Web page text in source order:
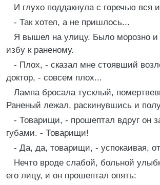
И глухо поддакнула с горечью вся
- Так хотел, а не пришлось...
Я вышел на улицу. Было морозно
избу к раненому.
- Плох, - сказал мне стоявший
доктор, - совсем плох...
Лампа бросала тусклый,
Раненый лежал, раскинувшись и
- Товарищи, - прошептал вдруг он
губами. - Товарищи!
- Да, да, товарищи, - успокаивая,
Нечто вроде слабой, больной
его лицу, и он прошептал опять: